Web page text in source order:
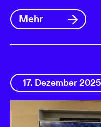
Mehr
17. Dezember 2025